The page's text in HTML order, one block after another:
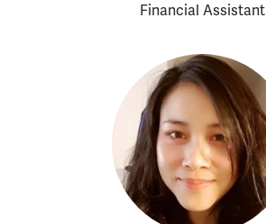
Financial Assistant